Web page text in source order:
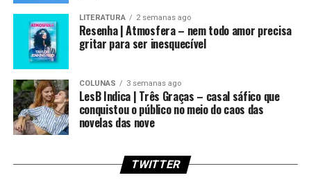
LITERATURA 2 semanas ago
Resenha | Atmosfera – nem todo amor precisa
gritar para ser inesquecível
COLUNAS 3 semanas ago
LesB Indica | Três Graças – casal sáfico que
conquistou o público no meio do caos das
novelas das nove
TWITTER